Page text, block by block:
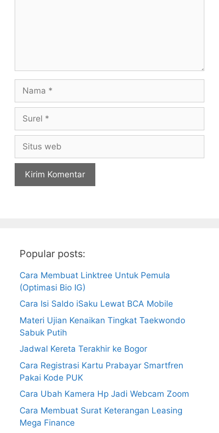
Nama
Surel
Situs
web
Popular posts:
Cara Membuat Linktree Untuk Pemula
(Optimasi Bio IG)
Cara Isi Saldo iSaku Lewat BCA Mobile
Materi Ujian Kenaikan Tingkat Taekwondo
Sabuk Putih
Jadwal Kereta Terakhir ke Bogor
Cara Registrasi Kartu Prabayar Smartfren
Pakai Kode PUK
Cara Ubah Kamera Hp Jadi Webcam Zoom
Cara Membuat Surat Keterangan Leasing
Mega Finance